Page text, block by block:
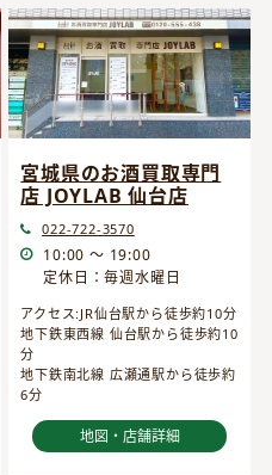
宮城県のお酒買取専門
店 JOYLAB 仙台店
022-722-3570
10:00 ～ 19:00
定休日：毎週水曜日
アクセス:JR仙台駅から徒歩約10分
地下鉄東西線 仙台駅から徒歩約10
分
地下鉄南北線 広瀬通駅から徒歩約
6分
地図・店舗詳細